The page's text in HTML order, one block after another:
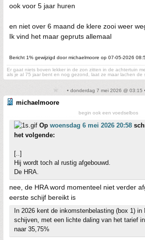
ook voor 5 jaar huren
en niet over 6 maand de klere zooi weer
Ik vind het maar gepruts allemaal
Bericht 1% gewijzigd door michaelmoore op 07-05-2026
Er gaat niets boven lekker in de zon zitten in de achtertuin
als je al 75 jaar bent en nog gezond, laat ze maar lachen de
• donderdag 7 mei 2026 @ 03:15
michaelmoore
begin ook een voedselbos
Op woensdag 6 mei 2026 20:58
het volgende:
[..]
Hij wordt toch al rustig afgebouwd.
De HRA.
nee, de HRA word momenteel niet verder
eerste schijf bereikt is
In 2026 kent de inkomstenbelasting (box 1) in
schijven, met een lichte daling van het tarief
naar 35,75%